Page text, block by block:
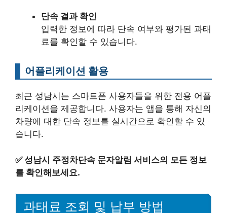
단속 결과 확인
입력한 정보에 따라 단속 여부와 평가된 과태
료를 확인할 수 있습니다.
어플리케이션 활용
최근 성남시는 스마트폰 사용자들을 위한 전용 어플
리케이션을 제공합니다. 사용자는 앱을 통해 자신의
차량에 대한 단속 정보를 실시간으로 확인할 수 있
습니다.
✅성남시 주정차단속 문자알림 서비스의 모든 정보
를 확인해보세요.
과태료 조회 및 납부 방법